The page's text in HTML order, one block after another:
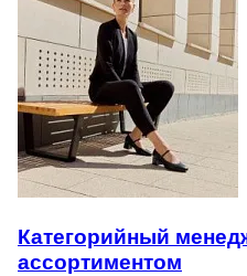
Категорийный
ассортиментом